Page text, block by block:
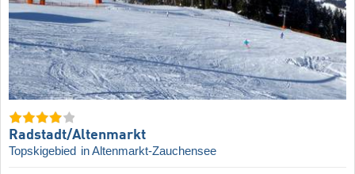
Radstadt/​Altenmarkt
Topskigebied in Altenmarkt-Zauchensee